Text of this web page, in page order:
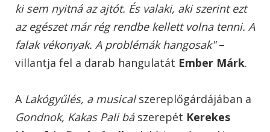
ki sem nyitná az ajtót. És valaki, aki szerint ezt
az egészet már rég rendbe kellett volna tenni. A
falak vékonyak. A problémák hangosak"–
villantja fel a darab hangulatát Ember Márk.
A Lakógyűlés, a musicalszereplőgárdájában a
Gondnok, Kakas Pali bászerepét Kerekes